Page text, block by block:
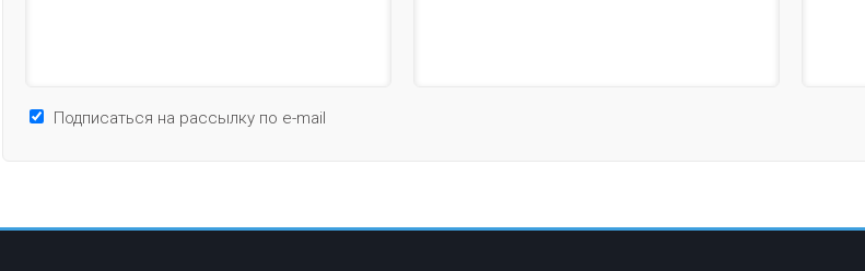
Подписаться на рассылку по e-mail